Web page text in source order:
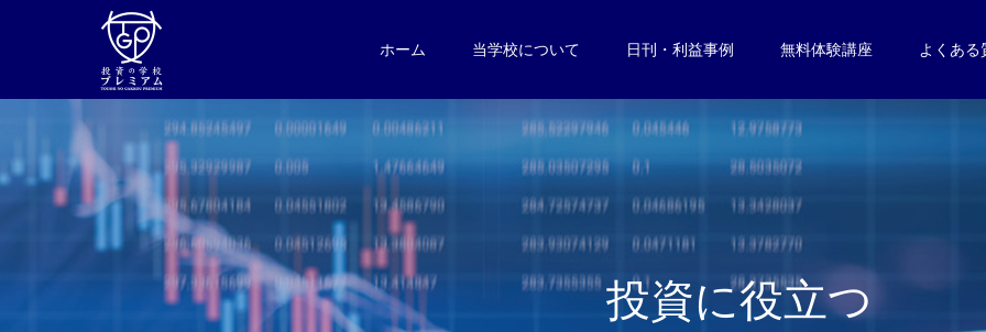
ホーム 当学校について 日刊・利益事例 無料体験講座 よくある
投資に役立つ